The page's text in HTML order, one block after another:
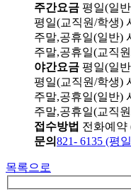
주간요금 평일(일
평일(교직원/학생)
주말,공휴일(일반)
주말,공휴일(교직
야간요금 평일(일
평일(교직원/학생)
주말,공휴일(일반)
주말,공휴일(교직
접수방법 전화예약
문의 821- 6135 (평
목록으로